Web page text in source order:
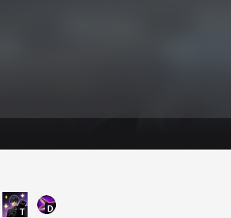
T D